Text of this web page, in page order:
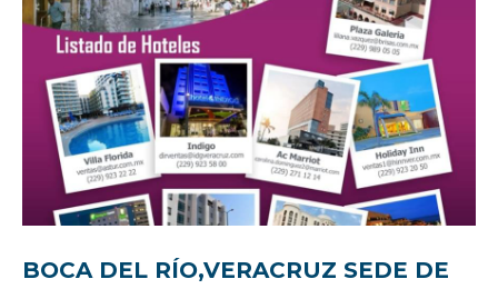
BOCA DEL RÍO,VERACRUZ SEDE DE